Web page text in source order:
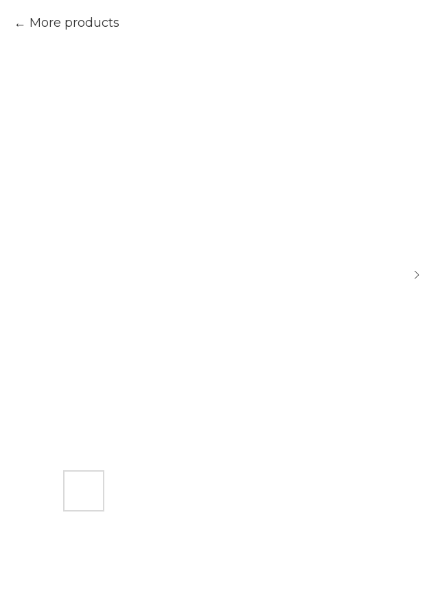
More products